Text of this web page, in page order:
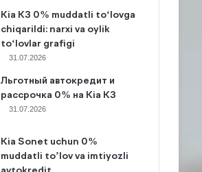
Kia K3 0% muddatli to‘lovga
chiqarildi: narxi va oylik
to‘lovlar grafigi
31.07.2026
Льготный автокредит и
рассрочка 0% на Kia K3
31.07.2026
Kia Sonet uchun 0%
muddatli to’lov va imtiyozli